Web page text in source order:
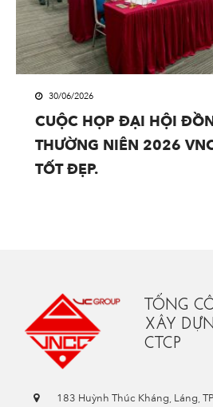
30/06/2026
CUỘC HỌP ĐẠI HỘI
THƯỜNG NIÊN 2026
TỐT ĐẸP.
TỔNG
XÂY
CTCP
183 Huỳnh Thúc Kháng, Láng,